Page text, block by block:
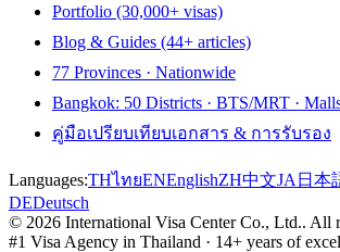
Portfolio (30,000+ visas)
Blog & Guides (44+ articles)
77 Provinces · Nationwide
Bangkok: 50 Districts · BTS/MRT ·
คู่มือเปรียบเทียบเอกสาร & การรับรอง
Languages:THไทยENEnglishZH中文JA 日本
DEDeutsch
© 2026 International Visa Center Co., Ltd.. All
#1 Visa Agency in Thailand · 14+ years of